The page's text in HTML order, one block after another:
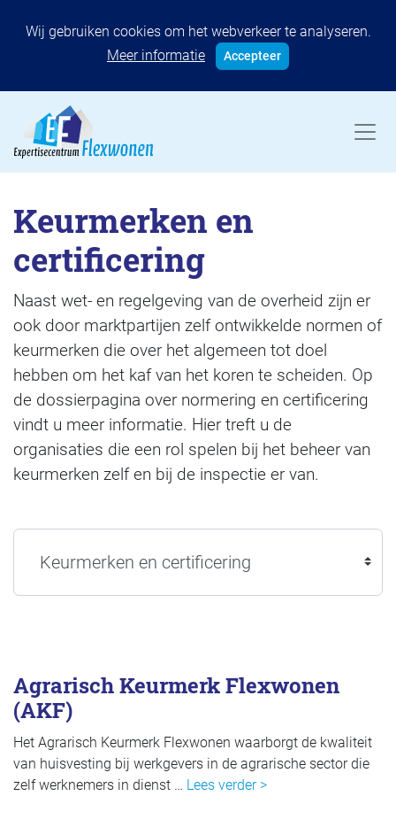
Wij gebruiken cookies om het webverkeer te analyseren.
Meer informatie
Accepteer
Keurmerken en
certificering
Naast wet- en regelgeving van de overheid zijn er
ook door marktpartijen zelf ontwikkelde normen of
keurmerken die over het algemeen tot doel
hebben om het kaf van het koren te scheiden. Op
de dossierpagina over normering en certificering
vindt u meer informatie. Hier treft u de
organisaties die een rol spelen bij het beheer van
keurmerken zelf en bij de inspectie er van.
Agrarisch Keurmerk Flexwonen
(AKF)
Het Agrarisch Keurmerk Flexwonen waarborgt de kwaliteit
van huisvesting bij werkgevers in de agrarische sector die
zelf werknemers in dienst … Lees verder >